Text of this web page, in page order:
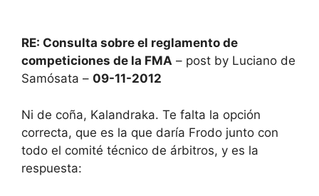
RE: Consulta sobre el reglamento de
competiciones de la FMA – post by Luciano de
Samósata – 09-11-2012
Ni de coña, Kalandraka. Te falta la opción
correcta, que es la que daría Frodo junto con
todo el comité técnico de árbitros, y es la
respuesta: